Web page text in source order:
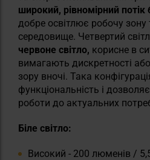
широкий, рівномірний потік
добре освітлює робочу
середовище. Четвертий
червоне світло, корисне в
вимагають дискретності
зору вночі. Така
функціональність і
роботи до актуальних
Біле світло:
Високий - 200 люменів /